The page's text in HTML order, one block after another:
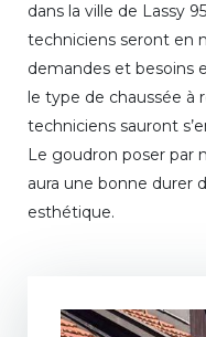
dans la ville de Lassy
techniciens seront en
demandes et besoins
le type de chaussée à
techniciens sauront
Le goudron poser par
aura une bonne durer
esthétique.